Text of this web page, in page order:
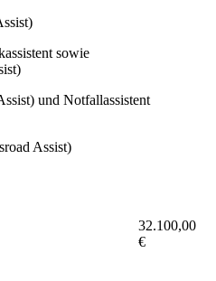
sowie
und Notfallassistent
Assist)
32.100,00
€